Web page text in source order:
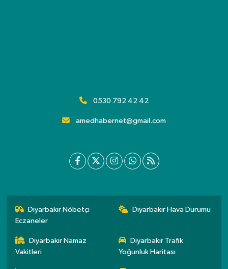
0530 792 42 42
amedhabernet@gmail.com
Diyarbakır Nöbetçi
Eczaneler
Diyarbakır Hava Durumu
Diyarbakır Namaz
Vakitleri
Diyarbakır Trafik
Yoğunluk Haritası